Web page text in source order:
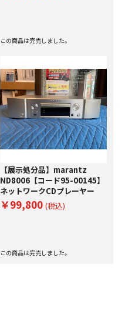
この商品は完売しました。
【展示処分品】marantz
ND8006【コード95-00145】
ネットワークCDプレーヤー
￥99,800 (税込)
この商品は完売しました。